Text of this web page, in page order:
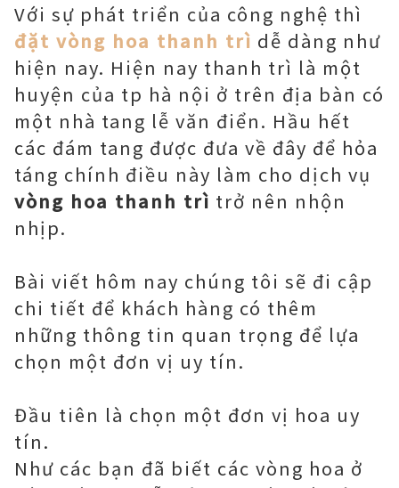
Với sự phát triển của công nghệ thì
đặt vòng hoa thanh trì dễ dàng như
hiện nay. Hiện nay thanh trì là một
huyện của tp hà nội ở trên địa bàn có
một nhà tang lễ văn điển. Hầu hết
các đám tang được đưa về đây để hỏa
táng chính điều này làm cho dịch vụ
vòng hoa thanh trì trở nên nhộn
nhịp.
Bài viết hôm nay chúng tôi sẽ đi cập
chi tiết để khách hàng có thêm
những thông tin quan trọng để lựa
chọn một đơn vị uy tín.
Đầu tiên là chọn một đơn vị hoa uy
tín.
Như các bạn đã biết các vòng hoa ở